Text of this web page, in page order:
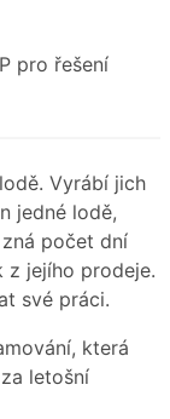
pro řešení
Vyrábí jich
jedné lodě,
počet dní
z jejího prodeje.
své práci.
která
letošní